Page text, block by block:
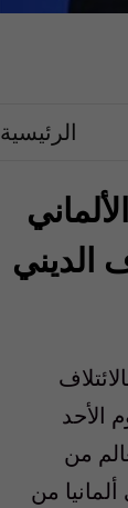
الرئيسية
الديني
الأحد
العالم من
من